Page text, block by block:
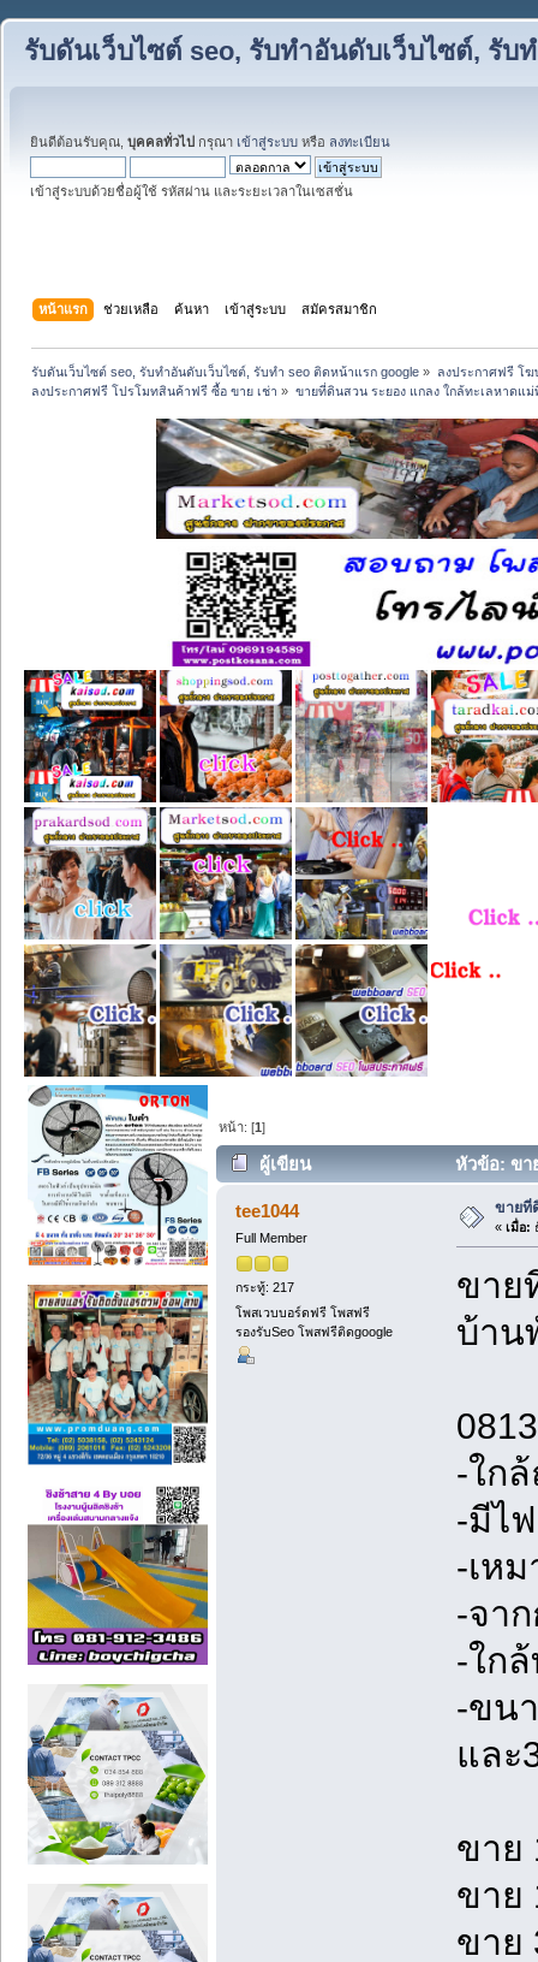
รับดันเว็บไซต์ seo, รับทำอันดับเว็บไซต์, รับ
ยินดีต้อนรับคุณ, บุคคลทั่วไป กรุณา เข้าสู่ระบบ หรือ ลงทะเบียน
เข้าสู่ระบบด้วยชื่อผู้ใช้ รหัสผ่าน และระยะเวลาในเซสชั่น
หน้าแรก ช่วยเหลือ ค้นหา เข้าสู่ระบบ สมัครสมาชิก
รับดันเว็บไซต์ seo, รับทำอันดับเว็บไซต์, รับทำ seo ติดหน้าแรก google » ลงประกาศฟรี โ
ลงประกาศฟรี โปรโมทสินค้าฟรี ซื้อ ขาย เช่า » ขายที่ดินสวน ระยอง แกลง ใกล้ทะเลหาดแ
หน้า: [1]
ผู้เขียน หัวข้อ: ขา
tee1044
Full Member
กระทู้: 217
โพสเวบบอร์ดฟรี โพสฟรี
รองรับSeo โพสฟรีติดgoogle
ขายที่
« เมื่อ:
ขาย
บ้าน
-ใก
-มีไ
-เห
-จา
-ใก
-ขน
และ
ขาย
ขาย
ขาย